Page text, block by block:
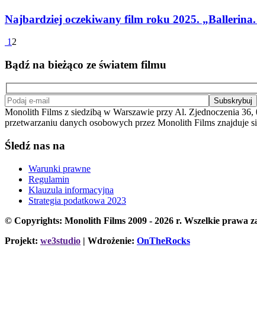
Najbardziej oczekiwany film roku 2025.
1 2
Bądź na bieżąco ze światem filmu
Monolith Films z siedzibą w Warszawie przy Al. Zjednoczenia
przetwarzaniu danych osobowych przez Monolith Films znajduje
Śledź nas na
Warunki prawne
Regulamin
Klauzula informacyjna
Strategia podatkowa 2023
© Copyrights: Monolith Films 2009 - 2026 r. Wszelkie prawa
Projekt: we3studio | Wdrożenie: OnTheRocks